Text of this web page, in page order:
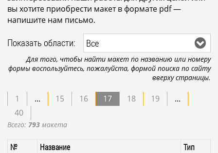
вы хотите приобрести макет в формате pdf —
напишите нам письмо.
Показать области: Все
Для того, чтобы найти макет по названию или номеру
формы воспользуйтесь, пожалуйста, формой поиска по сайту
вверху страницы.
1 ... 15 16 17 18 19
...
40
Всего: 793 макета
№ Название
Тип